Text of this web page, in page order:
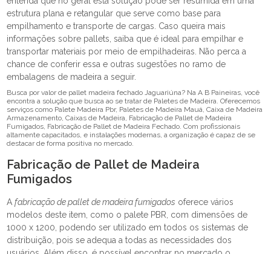
estrutura plana e retangular que serve como base para
empilhamento e transporte de cargas. Caso queira mais
informações sobre pallets, saiba que é ideal para empilhar e
transportar materiais por meio de empilhadeiras. Não perca a
chance de conferir essa e outras sugestões no ramo de
embalagens de madeira a seguir.
Busca por valor de pallet madeira fechado Jaguariúna? Na A B Paineiras, você
encontra a solução que busca ao se tratar de Paletes de Madeira. Oferecemos
serviços como Palete Madeira Pbr, Paletes de Madeira Mauá, Caixa de Madeira
Armazenamento, Caixas de Madeira, Fabricação de Pallet de Madeira
Fumigados, Fabricação de Pallet de Madeira Fechado. Com profissionais
altamente capacitados, e instalações modernas, a organização é capaz de se
destacar de forma positiva no mercado.
Fabricação de Pallet de Madeira
Fumigados
Afabricação de pallet de madeira fumigados oferece vários
modelos deste item, como o palete PBR, com dimensões de
1000 x 1200, podendo ser utilizado em todos os sistemas de
distribuição, pois se adequa a todas as necessidades dos